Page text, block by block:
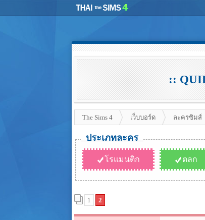
::
The Sims 4 เว็บบอร์ด ละครซิมส์
ประเภทละคร
โรแมนติก ตลก
1 2